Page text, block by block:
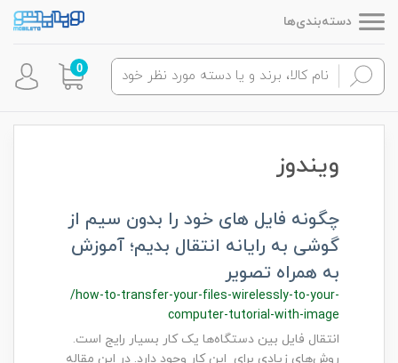
دسته‌بندی‌ها
0
ویندوز
چگونه فایل های خود را بدون سیم از
گوشی به رایانه انتقال بدیم؛ آموزش
به همراه تصویر
/how-to-transfer-your-files-wirelessly-to-your-
computer-tutorial-with-image
انتقال فایل بین دستگاه‌ها یک کار بسیار رایج است.
روش‌های زیادی برای این کار وجود دارد. در این مقاله